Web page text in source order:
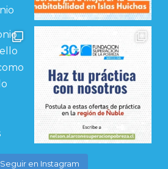
Seguir en Instagram